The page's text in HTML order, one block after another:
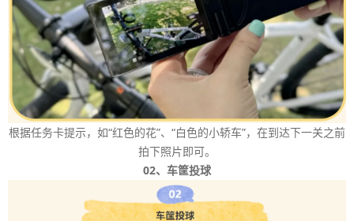
根据任务卡提示，如“红色的花”、“白色的小轿车”，在到达下一关之前
拍下照片即可。
02、车筐投球